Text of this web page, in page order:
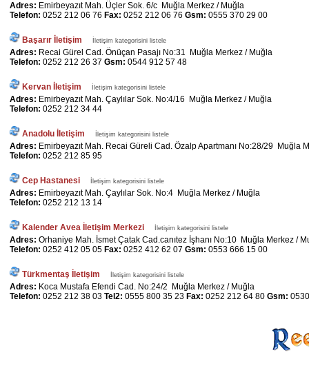
Adres: Emirbeyazıt Mah. Üçler Sok. 6/c Muğla Merkez / Muğla
Telefon: 0252 212 06 76 Fax: 0252 212 06 76 Gsm: 0555 370 29 00
Başarır İletişim İletişim kategorisini listele
Adres: Recai Gürel Cad. Önüçan Pasajı No:31 Muğla Merkez / Muğla
Telefon: 0252 212 26 37 Gsm: 0544 912 57 48
Kervan İletişim İletişim kategorisini listele
Adres: Emirbeyazıt Mah. Çaylılar Sok. No:4/16 Muğla Merkez / Muğla
Telefon: 0252 212 34 44
Anadolu İletişim İletişim kategorisini listele
Adres: Emirbeyazıt Mah. Recai Güreli Cad. Özalp Apartmanı No:28/29 Muğla
Telefon: 0252 212 85 95
Cep Hastanesi İletişim kategorisini listele
Adres: Emirbeyazıt Mah. Çaylılar Sok. No:4 Muğla Merkez / Muğla
Telefon: 0252 212 13 14
Kalender Avea İletişim Merkezi İletişim kategorisini listele
Adres: Orhaniye Mah. İsmet Çatak Cad.canıtez İşhanı No:10 Muğla Merkez /
Telefon: 0252 412 05 05 Fax: 0252 412 62 07 Gsm: 0553 666 15 00
Türkmentaş İletişim İletişim kategorisini listele
Adres: Koca Mustafa Efendi Cad. No:24/2 Muğla Merkez / Muğla
Telefon: 0252 212 38 03 Tel2: 0555 800 35 23 Fax: 0252 212 64 80 Gsm: